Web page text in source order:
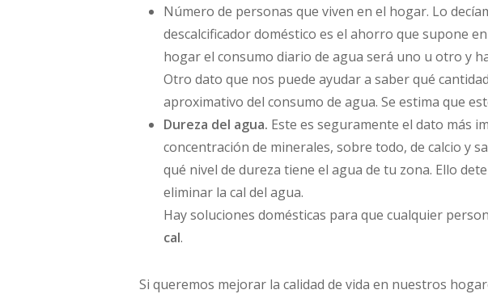
Número de personas que viven en el hogar. Lo
descalcificador doméstico es el ahorro que supone
hogar el consumo diario de agua será uno u otro y
Otro dato que nos puede ayudar a saber qué
aproximativo del consumo de agua. Se estima que
Dureza del agua. Este es seguramente el dato más
concentración de minerales, sobre todo, de calcio y
qué nivel de dureza tiene el agua de tu zona. Ello
eliminar la cal del agua.
Hay soluciones domésticas para que cualquier
cal.
Si queremos mejorar la calidad de vida en nuestros